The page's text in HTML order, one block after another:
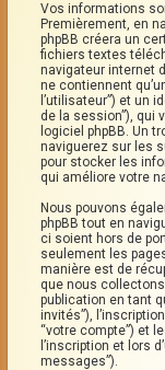
Vos informations
Premièrement, en
phpBB créera un
fichiers textes
navigateur internet
ne contiennent
l’utilisateur”) et un
de la session”), qui
logiciel phpBB. Un
naviguerez sur les
pour stocker les
qui améliore votre
Nous pouvons
phpBB tout en
ci soient hors de
seulement les
manière est de
que nous
publication en tant
invités”),
“votre compte”) et
l’inscription et lors
messages”).